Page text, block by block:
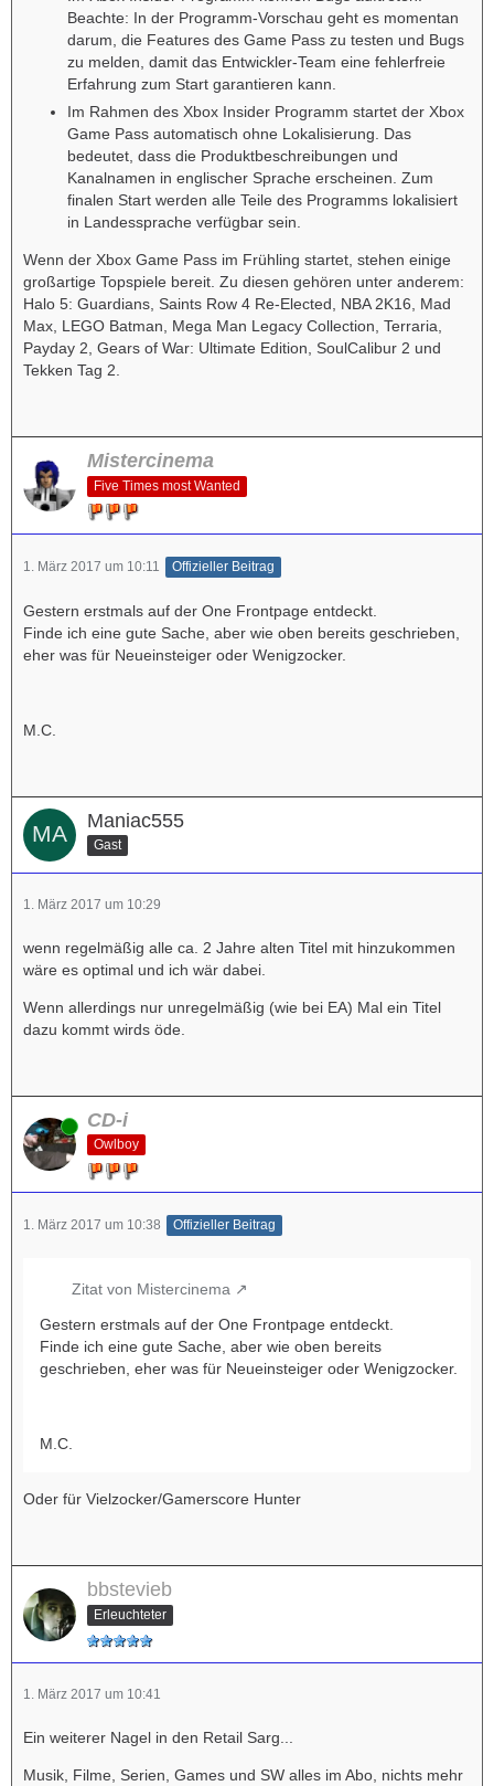
Beachte: In der Programm-Vorschau geht es momentan
darum, die Features des Game Pass zu testen und Bugs
zu melden, damit das Entwickler-Team eine fehlerfreie
Erfahrung zum Start garantieren kann.
Im Rahmen des Xbox Insider Programm startet der Xbox
Game Pass automatisch ohne Lokalisierung. Das
bedeutet, dass die Produktbeschreibungen und
Kanalnamen in englischer Sprache erscheinen. Zum
finalen Start werden alle Teile des Programms lokalisiert
in Landessprache verfügbar sein.
Wenn der Xbox Game Pass im Frühling startet, stehen einige
großartige Topspiele bereit. Zu diesen gehören unter anderem:
Halo 5: Guardians, Saints Row 4 Re-Elected, NBA 2K16, Mad
Max, LEGO Batman, Mega Man Legacy Collection, Terraria,
Payday 2, Gears of War: Ultimate Edition, SoulCalibur 2 und
Tekken Tag 2.
Mistercinema
Five Times most Wanted
1. März 2017 um 10:11 Offizieller Beitrag
Gestern erstmals auf der One Frontpage entdeckt.
Finde ich eine gute Sache, aber wie oben bereits geschrieben,
eher was für Neueinsteiger oder Wenigzocker.
M.C.
Maniac555
Gast
1. März 2017 um 10:29
wenn regelmäßig alle ca. 2 Jahre alten Titel mit hinzukommen
wäre es optimal und ich wär dabei.
Wenn allerdings nur unregelmäßig (wie bei EA) Mal ein Titel
dazu kommt wirds öde.
Online CD-i
Owlboy
1. März 2017 um 10:38 Offizieller Beitrag
Zitat von Mistercinema
Gestern erstmals auf der One Frontpage entdeckt.
Finde ich eine gute Sache, aber wie oben bereits
geschrieben, eher was für Neueinsteiger oder Wenigzocker.
M.C.
Oder für Vielzocker/Gamerscore Hunter
bbstevieb
Erleuchteter
1. März 2017 um 10:41
Ein weiterer Nagel in den Retail Sarg...
Musik, Filme, Serien, Games und SW alles im Abo, nichts mehr